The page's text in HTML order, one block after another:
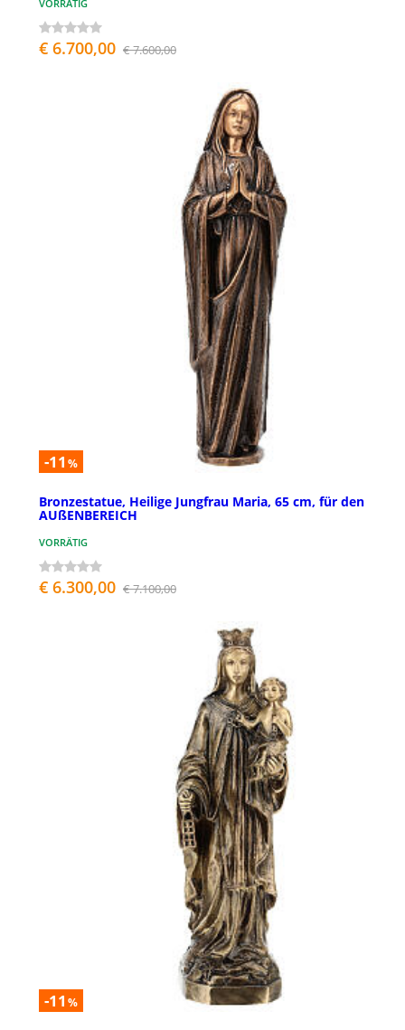
VORRÄTIG
€ 6.700,00 € 7.600,00
-11 %
Bronzestatue, Heilige Jungfrau Maria, 65 cm, für den
AUßENBEREICH
VORRÄTIG
€ 6.300,00 € 7.100,00
-11 %